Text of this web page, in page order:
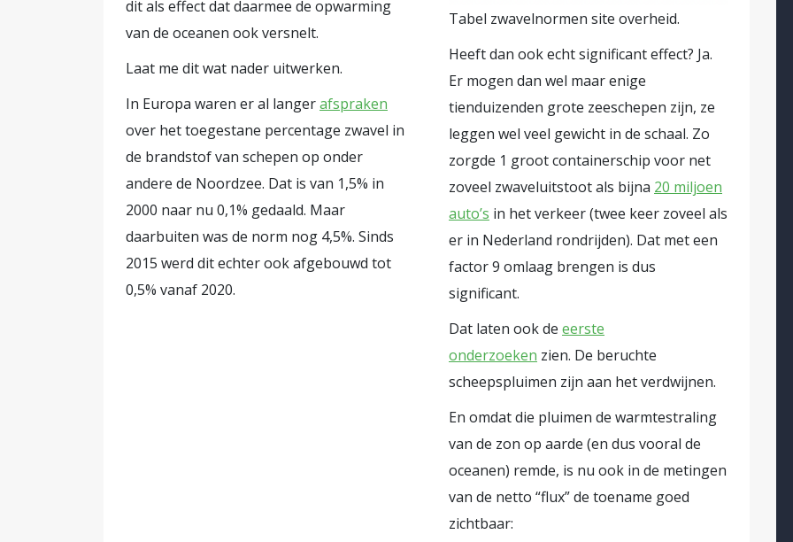
dit als effect dat daarmee de opwarming
van de oceanen ook versnelt.
Laat me dit wat nader uitwerken.
In Europa waren er al langerafspraken
over het toegestane percentage zwavel in
de brandstof van schepen op onder
andere de Noordzee. Dat is van 1,5% in
2000 naar nu 0,1% gedaald. Maar
daarbuiten was de norm nog 4,5%. Sinds
2015 werd dit echter ook afgebouwd tot
0,5% vanaf 2020.
Tabel zwavelnormen site overheid.
Heeft dan ook echt significant effect? Ja.
Er mogen dan wel maar enige
tienduizenden grote zeeschepen zijn, ze
leggen wel veel gewicht in de schaal. Zo
zorgde 1 groot containerschip voor net
zoveel zwaveluitstoot als bijna 20 miljoen
auto’s in het verkeer (twee keer zoveel als
er in Nederland rondrijden). Dat met een
factor 9 omlaag brengen is dus
significant.
Dat laten ook de eerste
onderzoeken zien. De beruchte
scheepspluimen zijn aan het verdwijnen.
En omdat die pluimen de warmtestraling
van de zon op aarde (en dus vooral de
oceanen) remde, is nu ook in de metingen
van de netto “flux” de toename goed
zichtbaar: